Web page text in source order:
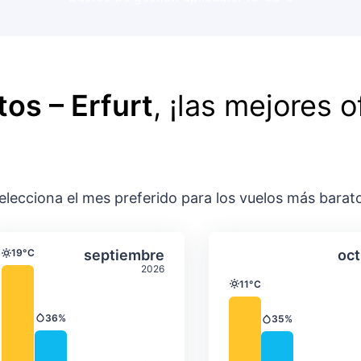
– Erfurt, ¡las mejores
el mes preferido para los vuelos más
media mensual
septiembre
2026
Temperatura y precipitación media
Temperatura
19°C
Precipitación
36%
Seleccionar septiembreTemperatura
Temperatura
11°C
Precipitación
35%